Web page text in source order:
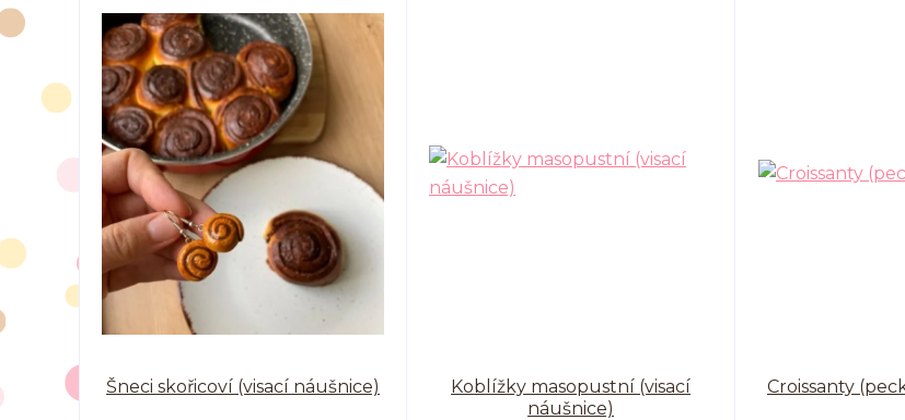
Šneci skořicoví (visací náušnice)
Koblížky masopustní (visací
náušnice)
Croissanty